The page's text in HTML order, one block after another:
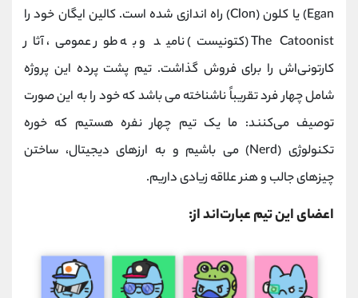
Egan) یا کلون (Clon) راه‌ اندازی شده است. کالین ایگان خود را
The Catoonist (کتونیست) نامید و به ‌‌طور عمومی، آثار
کارتونی‌اش را برای فروش گذاشت. تیم پشت پرده این پروژه
شامل چهار فرد تقریباً ناشناخته می باشد که خود را به این صورت
توصیف می‌کنند: ما یک تیم چهار نفره هستیم که خوره
تکنولوژی (Nerd) می باشیم و به ارزهای دیجیتال، ساختن
چیزهای جالب و هنر علاقه زیادی داریم.
اعضای این تیم عبارت‌اند از: